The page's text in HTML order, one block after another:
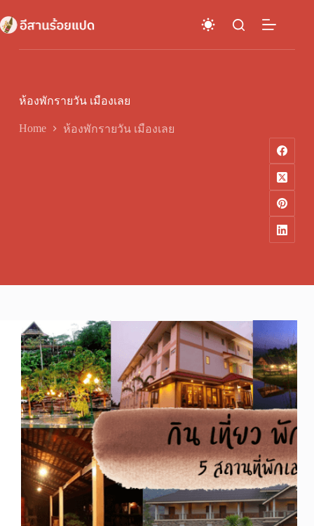
to
content
ห้องพักรายวัน เมืองเลย
Home ห้องพักรายวัน เมืองเลย